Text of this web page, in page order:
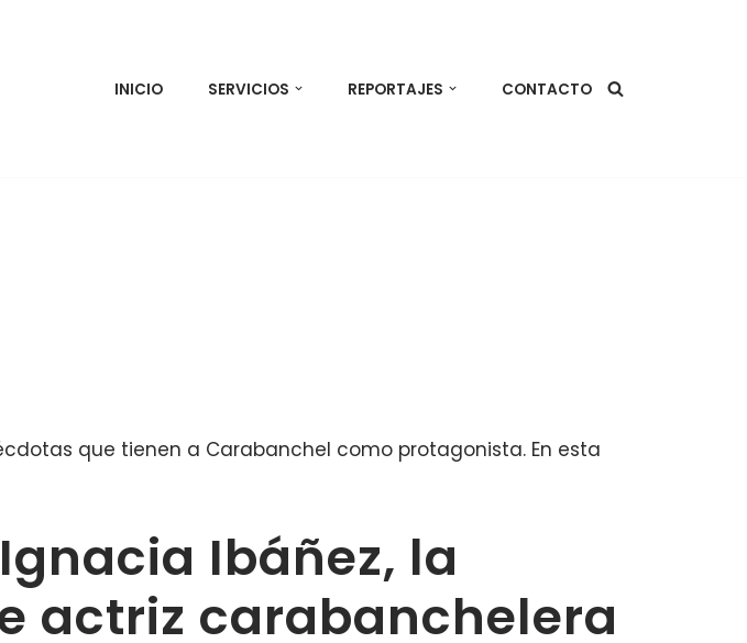
INICIO SERVICIOS REPORTAJES CONTACTO
que tienen a Carabanchel como protagonista. En esta
Ibáñez, la
actriz carabanchelera